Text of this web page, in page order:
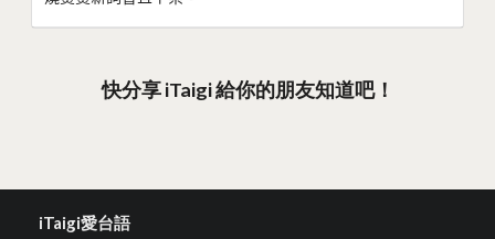
快分享 iTaigi 給你的朋友知道吧！
iTaigi愛台語